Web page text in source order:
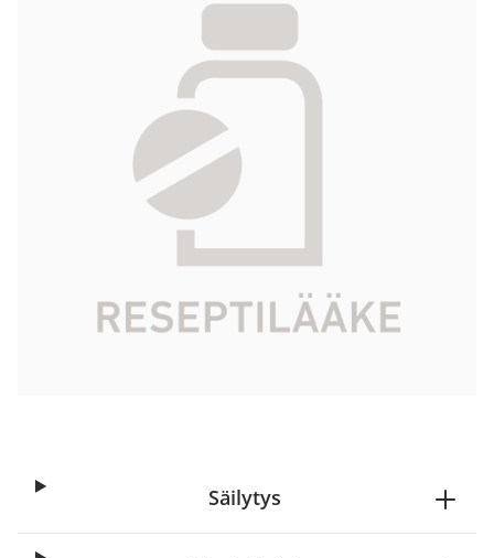
582627
Vaikuttava aine joheksoli
10 x 200 ml
Oy GE Healthcare Bio-Sciences Ab
Tarkista Kela-korvattavuus
Säilytys